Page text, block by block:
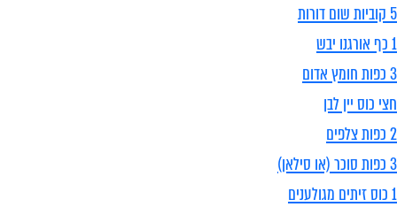
5 קוביות שום דורות
1 כף אורגנו יבש
3 כפות חומץ אדום
חצי כוס יין לבן
2 כפות צלפים
3 כפות סוכר (או סילאן)
1 כוס זיתים מגולענים